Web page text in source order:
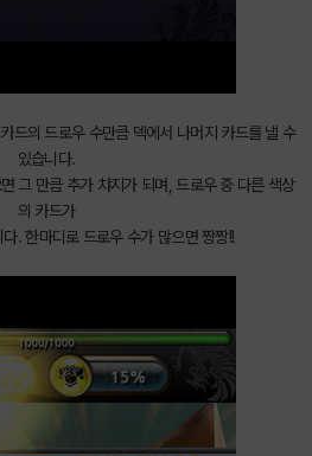
드의 드로우 수만큼 덱에서 나머지 카드를 낼 수
있습니다.
그 만큼 추가 챠지가 되며, 드로우 중 다른 색상
의 카드가
. 한마디로 드로우 수가 많으면 짱짱!!